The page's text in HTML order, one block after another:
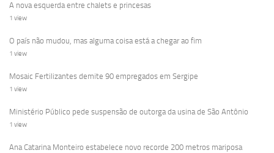
A nova esquerda entre chalets e princesas
1 view
O país não mudou, mas alguma coisa está a chegar ao fim
1 view
Mosaic Fertilizantes demite 90 empregados em Sergipe
1 view
Ministério Público pede suspensão de outorga da usina de São Antônio
1 view
Ana Catarina Monteiro estabelece novo recorde 200 metros mariposa